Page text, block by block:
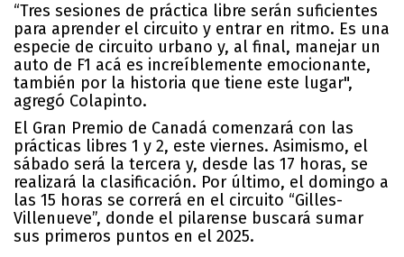
“Tres sesiones de práctica libre serán suficientes
para aprender el circuito y entrar en ritmo. Es una
especie de circuito urbano y, al final, manejar un
auto de F1 acá es increíblemente emocionante,
también por la historia que tiene este lugar",
agregó Colapinto.
El Gran Premio de Canadá comenzará con las
prácticas libres 1 y 2, este viernes. Asimismo, el
sábado será la tercera y, desde las 17 horas, se
realizará la clasificación. Por último, el domingo a
las 15 horas se correrá en el circuito “Gilles-
Villenueve”, donde el pilarense buscará sumar
sus primeros puntos en el 2025.